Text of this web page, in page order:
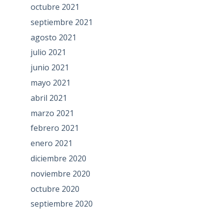
octubre 2021
septiembre 2021
agosto 2021
julio 2021
junio 2021
mayo 2021
abril 2021
marzo 2021
febrero 2021
enero 2021
diciembre 2020
noviembre 2020
octubre 2020
septiembre 2020